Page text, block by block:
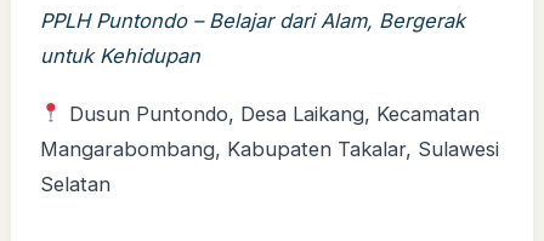
PPLH Puntondo – Belajar dari Alam, Bergerak
untuk Kehidupan
Dusun Puntondo, Desa Laikang, Kecamatan
Mangarabombang, Kabupaten Takalar, Sulawesi
Selatan